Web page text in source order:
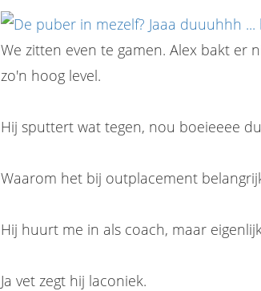
We zitten even te gamen. Alex bakt er
zo'n hoog level.
Hij sputtert wat tegen, nou boeieeee
Waarom het bij outplacement
Hij huurt me in als coach, maar
Ja vet zegt hij laconiek.